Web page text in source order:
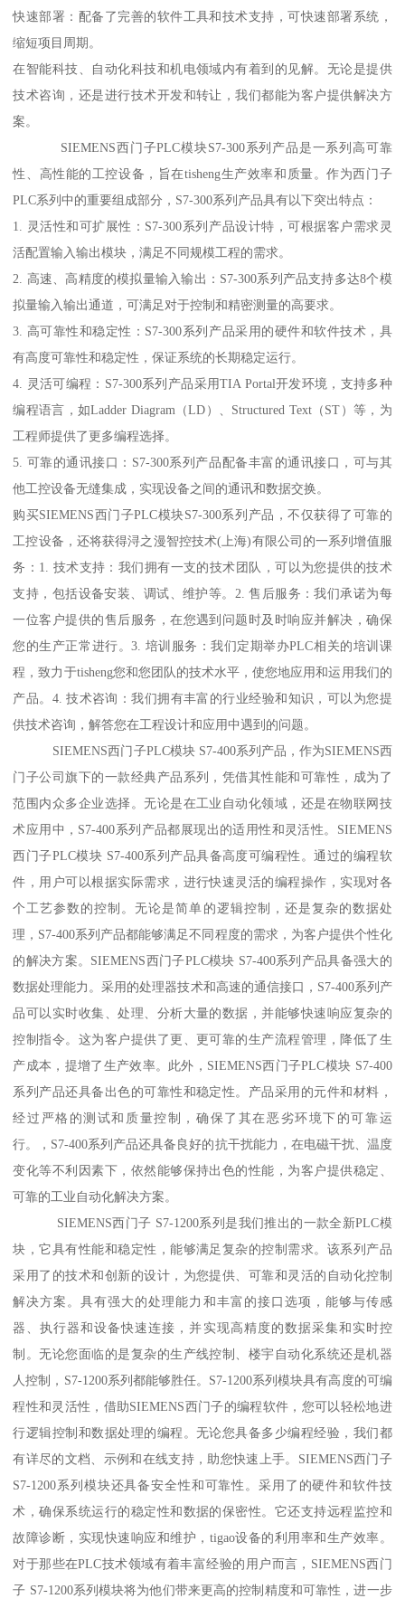
快速部署：配备了完善的软件工具和技术支持，可快速部署系统，
缩短项目周期。
在智能科技、自动化科技和机电领域内有着到的见解。无论是提供
技术咨询，还是进行技术开发和转让，我们都能为客户提供解决方
案。
SIEMENS西门子PLC模块S7-300系列产品是一系列高可靠
性、高性能的工控设备，旨在tisheng生产效率和质量。作为西门子
PLC系列中的重要组成部分，S7-300系列产品具有以下突出特点：
1. 灵活性和可扩展性：S7-300系列产品设计特，可根据客户需求灵
活配置输入输出模块，满足不同规模工程的需求。
2. 高速、高精度的模拟量输入输出：S7-300系列产品支持多达8个模
拟量输入输出通道，可满足对于控制和精密测量的高要求。
3. 高可靠性和稳定性：S7-300系列产品采用的硬件和软件技术，具
有高度可靠性和稳定性，保证系统的长期稳定运行。
4. 灵活可编程：S7-300系列产品采用TIA Portal开发环境，支持多种
编程语言，如Ladder Diagram（LD）、Structured Text（ST）等，为
工程师提供了更多编程选择。
5. 可靠的通讯接口：S7-300系列产品配备丰富的通讯接口，可与其
他工控设备无缝集成，实现设备之间的通讯和数据交换。
购买SIEMENS西门子PLC模块S7-300系列产品，不仅获得了可靠的
工控设备，还将获得浔之漫智控技术(上海)有限公司的一系列增值服
务：1. 技术支持：我们拥有一支的技术团队，可以为您提供的技术
支持，包括设备安装、调试、维护等。2. 售后服务：我们承诺为每
一位客户提供的售后服务，在您遇到问题时及时响应并解决，确保
您的生产正常进行。3. 培训服务：我们定期举办PLC相关的培训课
程，致力于tisheng您和您团队的技术水平，使您地应用和运用我们的
产品。4. 技术咨询：我们拥有丰富的行业经验和知识，可以为您提
供技术咨询，解答您在工程设计和应用中遇到的问题。
SIEMENS西门子PLC模块 S7-400系列产品，作为SIEMENS西
门子公司旗下的一款经典产品系列，凭借其性能和可靠性，成为了
范围内众多企业选择。无论是在工业自动化领域，还是在物联网技
术应用中，S7-400系列产品都展现出的适用性和灵活性。SIEMENS
西门子PLC模块 S7-400系列产品具备高度可编程性。通过的编程软
件，用户可以根据实际需求，进行快速灵活的编程操作，实现对各
个工艺参数的控制。无论是简单的逻辑控制，还是复杂的数据处
理，S7-400系列产品都能够满足不同程度的需求，为客户提供个性化
的解决方案。SIEMENS西门子PLC模块 S7-400系列产品具备强大的
数据处理能力。采用的处理器技术和高速的通信接口，S7-400系列产
品可以实时收集、处理、分析大量的数据，并能够快速响应复杂的
控制指令。这为客户提供了更、更可靠的生产流程管理，降低了生
产成本，提增了生产效率。此外，SIEMENS西门子PLC模块 S7-400
系列产品还具备出色的可靠性和稳定性。产品采用的元件和材料，
经过严格的测试和质量控制，确保了其在恶劣环境下的可靠运
行。，S7-400系列产品还具备良好的抗干扰能力，在电磁干扰、温度
变化等不利因素下，依然能够保持出色的性能，为客户提供稳定、
可靠的工业自动化解决方案。
SIEMENS西门子 S7-1200系列是我们推出的一款全新PLC模
块，它具有性能和稳定性，能够满足复杂的控制需求。该系列产品
采用了的技术和创新的设计，为您提供、可靠和灵活的自动化控制
解决方案。具有强大的处理能力和丰富的接口选项，能够与传感
器、执行器和设备快速连接，并实现高精度的数据采集和实时控
制。无论您面临的是复杂的生产线控制、楼宇自动化系统还是机器
人控制，S7-1200系列都能够胜任。S7-1200系列模块具有高度的可编
程性和灵活性，借助SIEMENS西门子的编程软件，您可以轻松地进
行逻辑控制和数据处理的编程。无论您具备多少编程经验，我们都
有详尽的文档、示例和在线支持，助您快速上手。SIEMENS西门子
S7-1200系列模块还具备安全性和可靠性。采用了的硬件和软件技
术，确保系统运行的稳定性和数据的保密性。它还支持远程监控和
故障诊断，实现快速响应和维护，tigao设备的利用率和生产效率。
对于那些在PLC技术领域有着丰富经验的用户而言，SIEMENS西门
子 S7-1200系列模块将为他们带来更高的控制精度和可靠性，进一步